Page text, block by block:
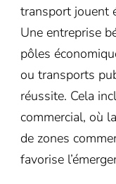
transport jouent
Une entreprise
pôles
ou transports
réussite. Cela
commercial, où
de zones
favorise